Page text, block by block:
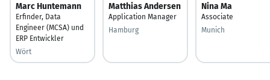
Marc Huntemann
Erfinder, Data
Engineer (MCSA) und
ERP Entwickler
Wört
Matthias Andersen
Application Manager
Hamburg
Nina Ma
Associate
Munich